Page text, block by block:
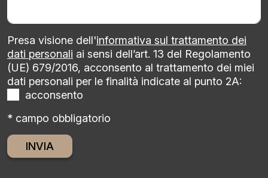
Presa visione dell'informativa sul trattamento dei
dati personali ai sensi dell’art. 13 del Regolamento
(UE) 679/2016, acconsento al trattamento dei miei
dati personali per le finalità indicate al punto 2A:
acconsento
* campo obbligatorio